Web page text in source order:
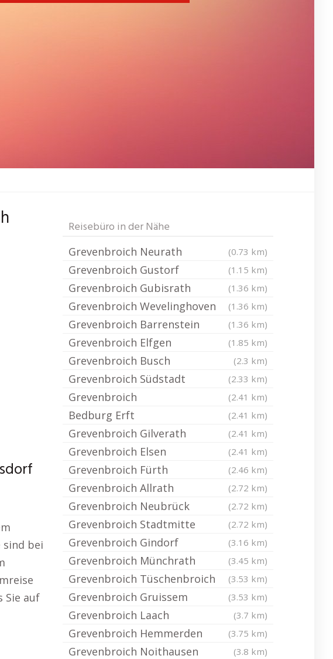
sind bei
Sie auf
Reisebüro in der Nähe
Grevenbroich Neurath (0.73 km)
Grevenbroich Gustorf (1.15 km)
Grevenbroich Gubisrath (1.36 km)
Grevenbroich Wevelinghoven (1.36 km)
Grevenbroich Barrenstein (1.36 km)
Grevenbroich Elfgen (1.85 km)
Grevenbroich Busch (2.3 km)
Grevenbroich Südstadt (2.33 km)
Grevenbroich (2.41 km)
Bedburg Erft (2.41 km)
Grevenbroich Gilverath (2.41 km)
Grevenbroich Elsen (2.41 km)
Grevenbroich Fürth (2.46 km)
Grevenbroich Allrath (2.72 km)
Grevenbroich Neubrück (2.72 km)
Grevenbroich Stadtmitte (2.72 km)
Grevenbroich Gindorf (3.16 km)
Grevenbroich Münchrath (3.45 km)
Grevenbroich Tüschenbroich (3.53 km)
Grevenbroich Gruissem (3.53 km)
Grevenbroich Laach (3.7 km)
Grevenbroich Hemmerden (3.75 km)
Grevenbroich Noithausen (3.8 km)